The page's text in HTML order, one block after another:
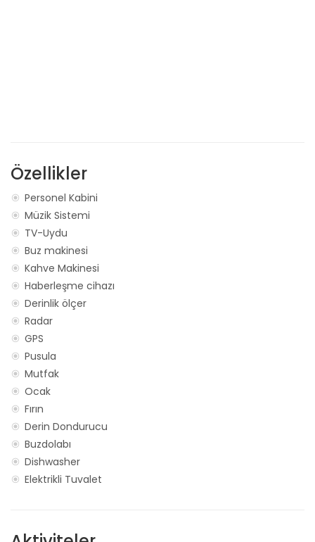
Özellikler
Personel Kabini
Müzik Sistemi
TV-Uydu
Buz makinesi
Kahve Makinesi
Haberleşme cihazı
Derinlik ölçer
Radar
GPS
Pusula
Mutfak
Ocak
Fırın
Derin Dondurucu
Buzdolabı
Dishwasher
Elektrikli Tuvalet